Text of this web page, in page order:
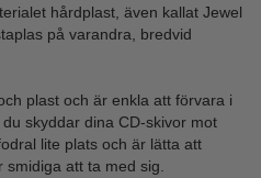
hårdplast, även kallat Jewel
på varandra, bredvid
plast och är enkla att förvara i
skyddar dina CD-skivor mot
lite plats och är lätta att
att ta med sig.